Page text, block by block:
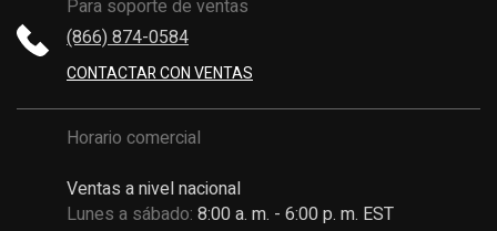
Para soporte de ventas
(866) 874-0584
CONTACTAR CON VENTAS
Horario comercial
Ventas a nivel nacional
Lunes a sábado: 8:00 a. m. - 6:00 p. m. EST